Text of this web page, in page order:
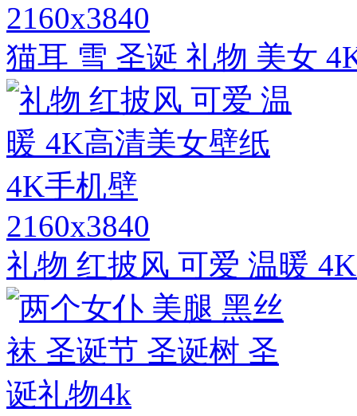
2160x3840
猫耳 雪 圣诞 礼物 美女
2160x3840
礼物 红披风 可爱 温暖